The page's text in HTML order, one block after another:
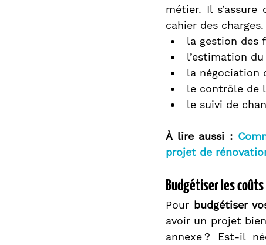
métier. Il
cahier des
la gestion des
l’estimation du
la négociation
le contrôle de
le suivi de
À lire aussi :
projet de
Budgétiser les
Pour budgétiser
avoir un projet
annexe ? Est-il